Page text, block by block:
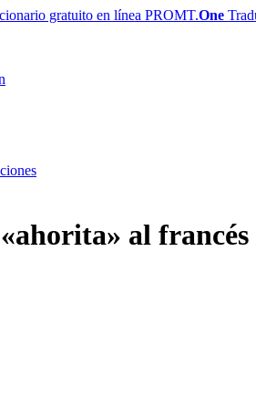
PROMT.One
al francés